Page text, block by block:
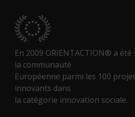
En 2009 ORIENTACTION® a
la communauté
Européenne parmi les 100
innovants dans
la catégorie innovation sociale.